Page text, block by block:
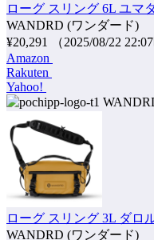
ローグ スリング 6L ユマ
WANDRD (ワンダード)
¥20,291
（2025/08/22
Amazon
Rakuten
Yahoo!
ローグ スリング 3L ダロ
WANDRD (ワンダード)